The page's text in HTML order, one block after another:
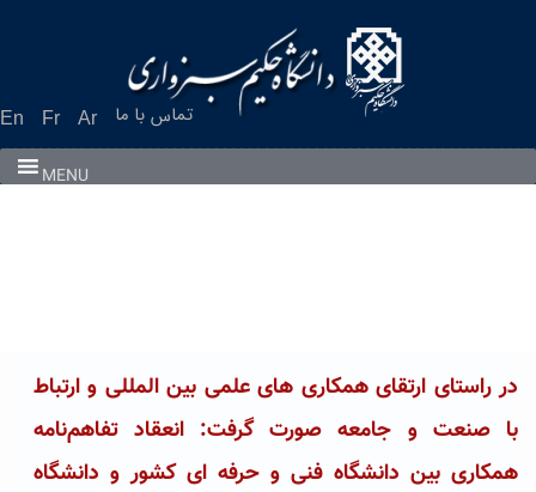
En Fr Ar تماس با ما
MENU
در راستای ارتقای همکاری های علمی بین المللی و ارتباط
با صنعت و جامعه صورت گرفت: انعقاد تفاهم‌نامه
همکاری بین دانشگاه فنی و حرفه ای کشور و دانشگاه